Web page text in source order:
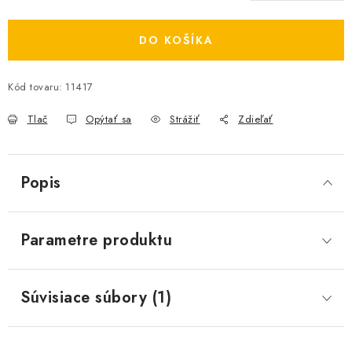
O nás - MEGALED & JANTON Zákamenné
Zľavy pre profíkov
Hodnotenie obchodu Moja objednávka
DO KOŠÍKA
Kód tovaru: 11417
Tlač Opýtať sa Strážiť Zdieľať
Popis
Parametre produktu
Súvisiace súbory (1)